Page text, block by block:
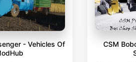
- Vehicles Of
CSM